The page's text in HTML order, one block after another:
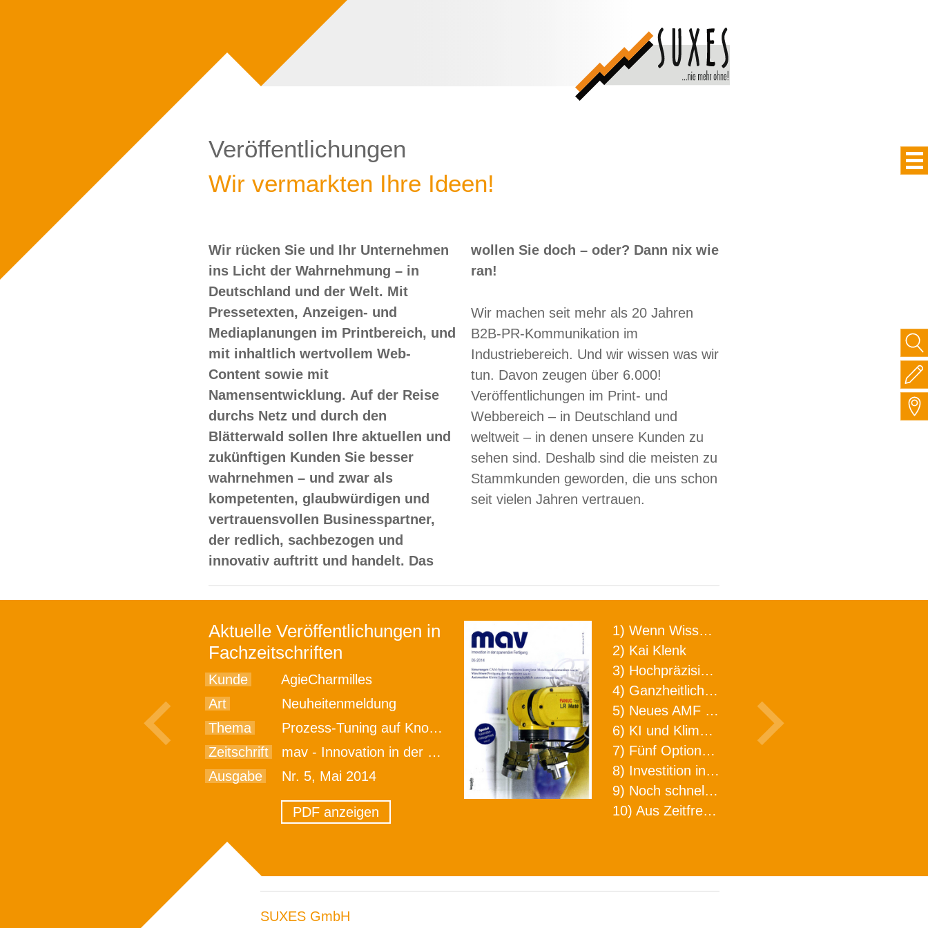
Veröffentlichungen
Wir vermarkten Ihre Ideen!
Wir rücken Sie und Ihr Unternehmen
ins Licht der Wahrnehmung – in
Deutschland und der Welt. Mit
Pressetexten, Anzeigen- und
Mediaplanungen im Printbereich, und
mit inhaltlich wertvollem Web-
Content sowie mit
Namensentwicklung. Auf der Reise
durchs Netz und durch den
Blätterwald sollen Ihre aktuellen und
zukünftigen Kunden Sie besser
wahrnehmen – und zwar als
kompetenten, glaubwürdigen und
vertrauensvollen Businesspartner,
der redlich, sachbezogen und
innovativ auftritt und handelt. Das
wollen Sie doch – oder? Dann nix wie
ran!
Wir machen seit mehr als 20 Jahren
B2B-PR-Kommunikation im
Industriebereich. Und wir wissen was wir
tun. Davon zeugen über 6.000!
Veröffentlichungen im Print- und
Webbereich – in Deutschland und
weltweit – in denen unsere Kunden zu
sehen sind. Deshalb sind die meisten zu
Stammkunden geworden, die uns schon
seit vielen Jahren vertrauen.
Aktuelle Veröffentlichungen in
Fachzeitschriften
Kunde
AgieCharmilles
Art
Neuheitenmeldung
Thema
Prozess-Tuning auf Knopfdruck
Zeitschrift
mav - Innovation in der spanenden Fertigung
Ausgabe
Nr. 5, Mai 2014
PDF anzeigen
1) Wenn Wissen geht, kann ARNO WERKZEUGE helfen
2) Kai Klenk
3) Hochpräzision in neuer Dimension
4) Ganzheitlicher Ansatz für mehr Effizienz und Produktivität in der Zerspanung
5) Neues AMF Logistikzentrum feierlich eröffnet
6) KI und Klimaschutz im Schaltanlagenbau
7) Fünf Optionen, wie man Zeitfresser in Effizienz umwandelt
8) Investition in Fellbach mit nachhaltiger Logistik und Lagerfläche
9) Noch schnellere Lieferung
10) Aus Zeitfressern wird Effizienz
SUXES GmbH